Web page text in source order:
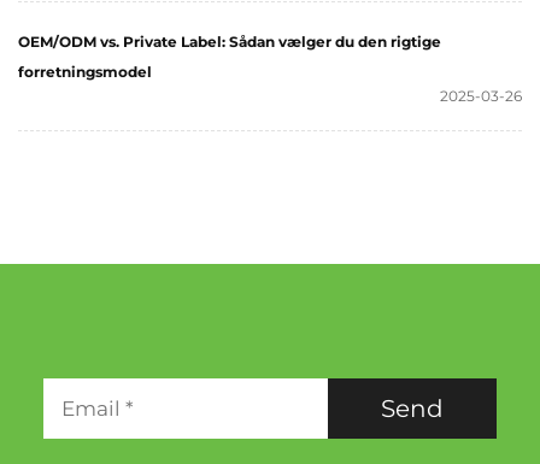
OEM/ODM vs. Private Label: Sådan vælger du den rigtige
forretningsmodel
2025-03-26
Send